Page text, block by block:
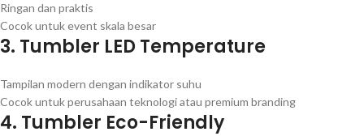
Ringan dan praktis
Cocok untuk event skala besar
3. Tumbler LED Temperature
Tampilan modern dengan indikator suhu
Cocok untuk perusahaan teknologi atau premium branding
4. Tumbler Eco-Friendly